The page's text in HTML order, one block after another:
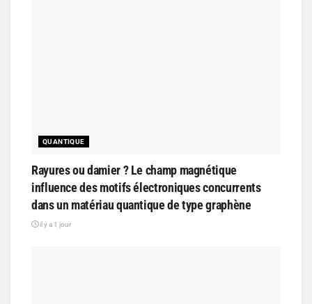
QUANTIQUE
Rayures ou damier ? Le champ magnétique
influence des motifs électroniques concurrents
dans un matériau quantique de type graphène
il y a 1 jour